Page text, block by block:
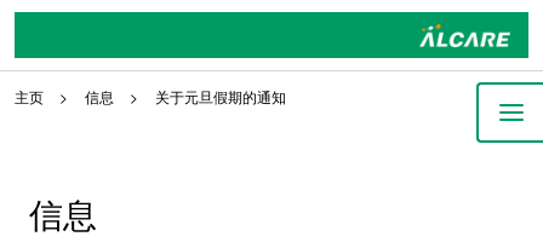
主页 信息 关于元旦假期的通知
信息